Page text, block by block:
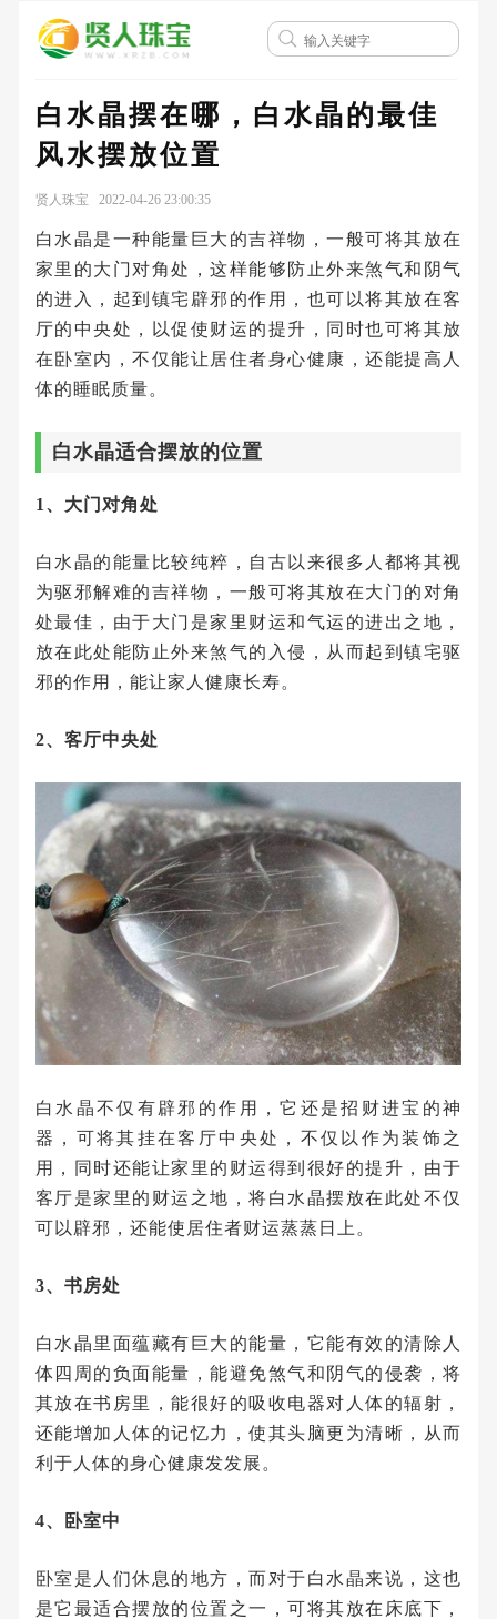
白水晶摆在哪，白水晶的最佳
风水摆放位置
贤人珠宝 2022-04-26 23:00:35
白水晶是一种能量巨大的吉祥物，一般可将其放在
家里的大门对角处，这样能够防止外来煞气和阴气
的进入，起到镇宅辟邪的作用，也可以将其放在客
厅的中央处，以促使财运的提升，同时也可将其放
在卧室内，不仅能让居住者身心健康，还能提高人
体的睡眠质量。
白水晶适合摆放的位置
1、大门对角处
白水晶的能量比较纯粹，自古以来很多人都将其视
为驱邪解难的吉祥物，一般可将其放在大门的对角
处最佳，由于大门是家里财运和气运的进出之地，
放在此处能防止外来煞气的入侵，从而起到镇宅驱
邪的作用，能让家人健康长寿。
2、客厅中央处
白水晶不仅有辟邪的作用，它还是招财进宝的神
器，可将其挂在客厅中央处，不仅以作为装饰之
用，同时还能让家里的财运得到很好的提升，由于
客厅是家里的财运之地，将白水晶摆放在此处不仅
可以辟邪，还能使居住者财运蒸蒸日上。
3、书房处
白水晶里面蕴藏有巨大的能量，它能有效的清除人
体四周的负面能量，能避免煞气和阴气的侵袭，将
其放在书房里，能很好的吸收电器对人体的辐射，
还能增加人体的记忆力，使其头脑更为清晰，从而
利于人体的身心健康发发展。
4、卧室中
卧室是人们休息的地方，而对于白水晶来说，这也
是它最适合摆放的位置之一，可将其放在床底下，